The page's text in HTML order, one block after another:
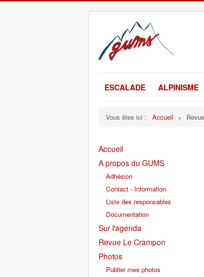
ESCALADE ALPINISME
Vous êtes ici : Accueil
Accueil
A propos du GUMS
Adhésion
Contact - Information
Liste des responsables
Documentation
Sur l'agenda
Revue Le Crampon
Photos
Publier mes photos